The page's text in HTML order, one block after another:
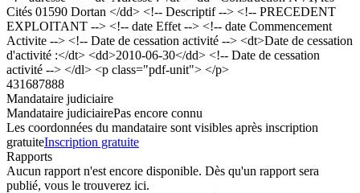
Cités 01590 Dortan </dd> <!-- Descriptif --> <!-- PRECEDENT
EXPLOITANT --> <!-- date Effet --> <!-- date Commencement
Activite --> <!-- Date de cessation activité --> <dt>Date de cessation
d'activité :</dt> <dd>2010-06-30</dd> <!-- Date de cessation
activité --> </dl> <p class="pdf-unit"> </p>
431687888
Mandataire judiciaire
Mandataire judiciairePas encore connu
Les coordonnées du mandataire sont visibles après inscription
gratuiteInscription gratuite
Rapports
Aucun rapport n'est encore disponible. Dès qu'un rapport sera
publié, vous le trouverez ici.